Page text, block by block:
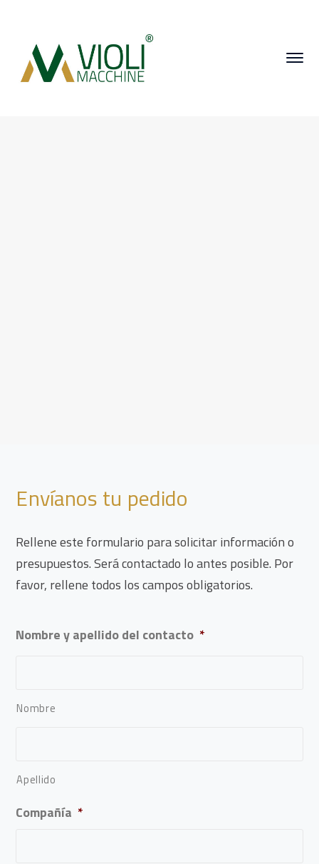
Envíanos tu pedido
Rellene este formulario para solicitar información o
presupuestos. Será contactado lo antes posible. Por
favor, rellene todos los campos obligatorios.
Nombre y apellido del contacto *
Nombre
Apellido
Compañía *